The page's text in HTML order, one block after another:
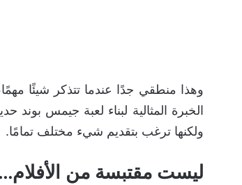
وهذا منطقي جدًا عندما تتذكر شيئًا
ولكنها ترغب بتقديم شيء مختلف تمامًا.
ليست مقتبسة من